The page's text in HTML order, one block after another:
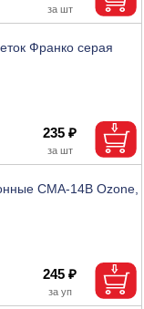
Франко серая
235 ₽
CMA-14B Ozone,
245 ₽